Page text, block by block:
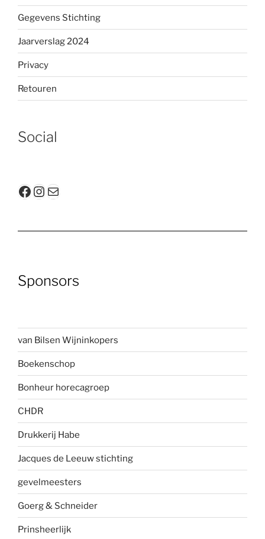
Gegevens Stichting
Jaarverslag 2024
Privacy
Retouren
Social
Facebook
Instagram
E-mail
Sponsors
van Bilsen Wijninkopers
Boekenschop
Bonheur horecagroep
CHDR
Drukkerij Habe
Jacques de Leeuw stichting
gevelmeesters
Goerg & Schneider
Prinsheerlijk